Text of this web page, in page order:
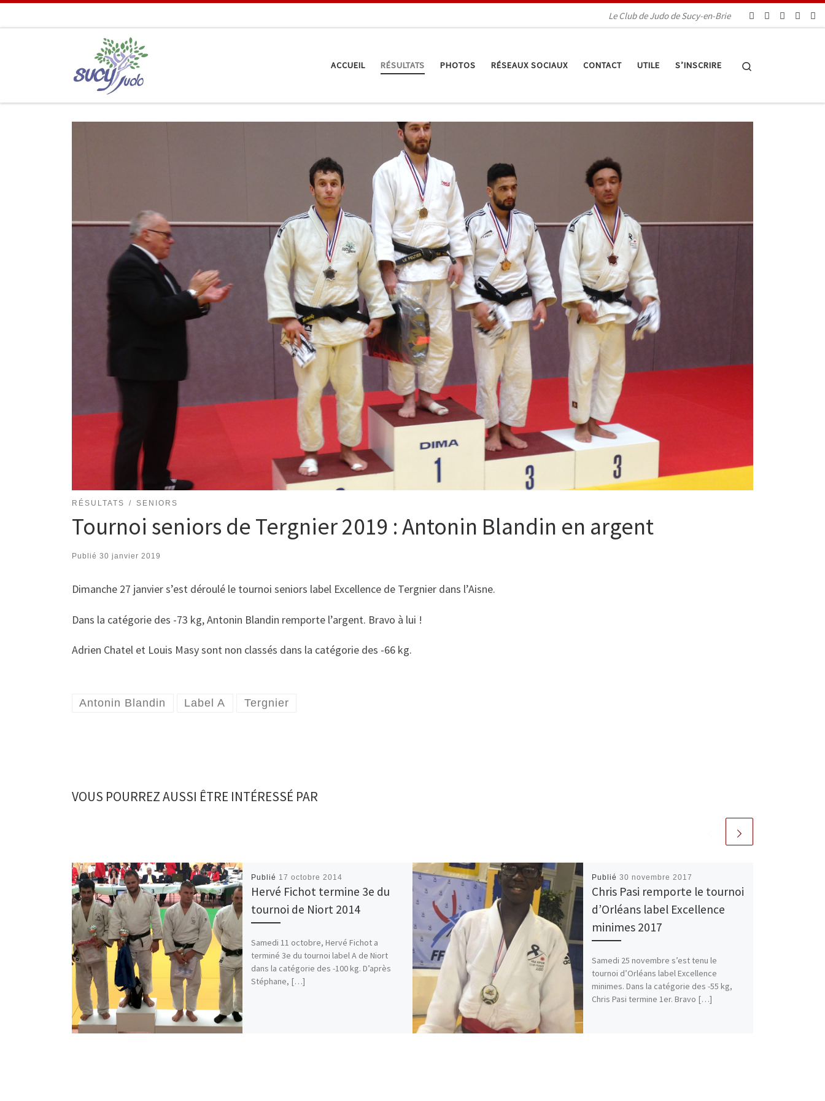
Le Club de Judo de Sucy-en-Brie
ACCUEIL RÉSULTATS PHOTOS RÉSEAUX SOCIAUX CONTACT UTILE S’INSCRIRE
RÉSULTATS SENIORS
Tournoi seniors de Tergnier 2019 : Antonin Blandin en argent
Publié 30 janvier 2019
Dimanche 27 janvier s’est déroulé le tournoi seniors label Excellence de Tergnier dans l’Aisne.
Dans la catégorie des -73 kg, Antonin Blandin remporte l’argent. Bravo à lui !
Adrien Chatel et Louis Masy sont non classés dans la catégorie des -66 kg.
Antonin Blandin Label A Tergnier
VOUS POURREZ AUSSI ÊTRE INTÉRESSÉ PAR
Publié 17 octobre 2014
Hervé Fichot termine 3e du
tournoi de Niort 2014
Samedi 11 octobre, Hervé Fichot a
terminé 3e du tournoi label A de Niort
dans la catégorie des -100 kg. D’après
Stéphane, […]
Publié 30 novembre 2017
Chris Pasi remporte le tournoi
d’Orléans label Excellence
minimes 2017
Samedi 25 novembre s’est tenu le
tournoi d’Orléans label Excellence
minimes. Dans la catégorie des -55 kg,
Chris Pasi termine 1er. Bravo […]